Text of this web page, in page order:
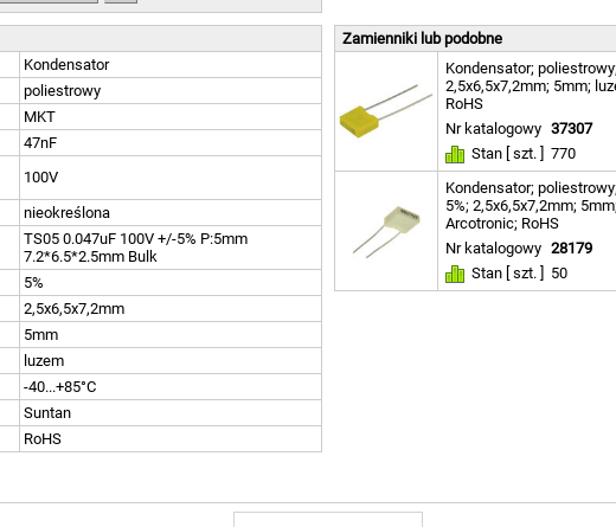
Kondensator
poliestrowy
MKT
47nF
100V
nieokreślona
TS05 0.047uF 100V +/-5% P:5mm
7.2*6.5*2.5mm Bulk
5%
2,5x6,5x7,2mm
5mm
luzem
-40...+85°C
Suntan
RoHS
Zamienniki lub podobne
Kondensator;
2,5x6,5x7,2mm; 5mm;
RoHS
Nr katalogowy 37307
Stan [ szt. ]
770
Kondensator;
5%; 2,5x6,5x7,2mm;
Arcotronic; RoHS
Nr katalogowy 28179
Stan [ szt. ]
50